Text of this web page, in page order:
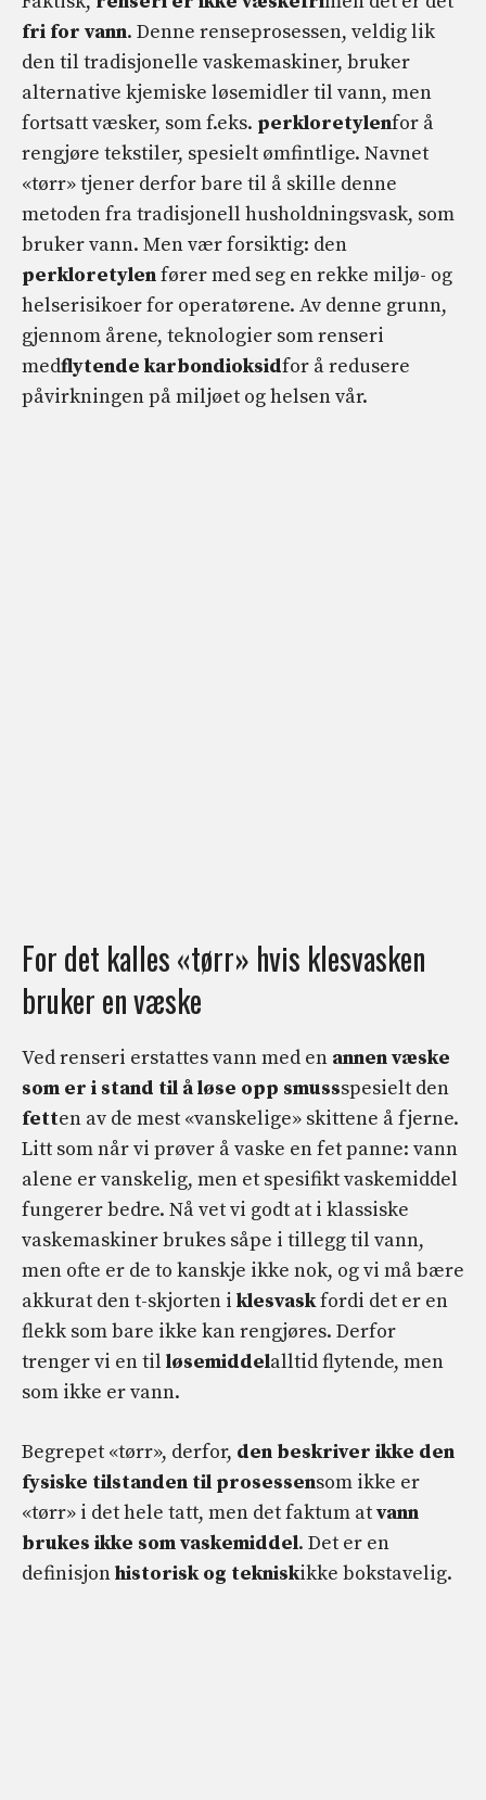
fri for vann. Denne renseprosessen, veldig lik
den til tradisjonelle vaskemaskiner, bruker
alternative kjemiske løsemidler til vann, men
fortsatt væsker, som f.eks. perkloretylenfor å
rengjøre tekstiler, spesielt ømfintlige. Navnet
«tørr» tjener derfor bare til å skille denne
metoden fra tradisjonell husholdningsvask, som
bruker vann. Men vær forsiktig: den
perkloretylenfører med seg en rekke miljø- og
helserisikoer for operatørene. Av denne grunn,
gjennom årene, teknologier som renseri
medflytende karbondioksidfor å redusere
påvirkningen på miljøet og helsen vår.
For det kalles «tørr» hvis klesvasken
bruker en væske
Ved renseri erstattes vann med en annen væske
som er i stand til å løse opp smussspesielt den
fetten av de mest «vanskelige» skittene å fjerne.
Litt som når vi prøver å vaske en fet panne: vann
alene er vanskelig, men et spesifikt vaskemiddel
fungerer bedre. Nå vet vi godt at i klassiske
vaskemaskiner brukes såpe i tillegg til vann,
men ofte er de to kanskje ikke nok, og vi må bære
akkurat den t-skjorten i klesvaskfordi det er en
flekk som bare ikke kan rengjøres. Derfor
trenger vi en til løsemiddelalltid flytende, men
som ikke er vann.
Begrepet «tørr», derfor, den beskriver ikke den
fysiske tilstanden til prosessensom ikke er
«tørr» i det hele tatt, men det faktum atvann
brukes ikke som vaskemiddel. Det er en
definisjonhistorisk og tekniskikke bokstavelig.